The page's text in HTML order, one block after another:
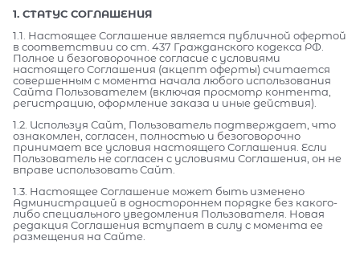
1. СТАТУС СОГЛАШЕНИЯ
1.1. Настоящее Соглашение является публичной офертой
в соответствии со ст. 437 Гражданского кодекса РФ.
Полное и безоговорочное согласие с условиями
настоящего Соглашения (акцепт оферты) считается
совершенным с момента начала любого использования
Сайта Пользователем (включая просмотр контента,
регистрацию, оформление заказа и иные действия).
1.2. Используя Сайт, Пользователь подтверждает, что
ознакомлен, согласен, полностью и безоговорочно
принимает все условия настоящего Соглашения. Если
Пользователь не согласен с условиями Соглашения, он не
вправе использовать Сайт.
1.3. Настоящее Соглашение может быть изменено
Администрацией в одностороннем порядке без какого-
либо специального уведомления Пользователя. Новая
редакция Соглашения вступает в силу с момента ее
размещения на Сайте.